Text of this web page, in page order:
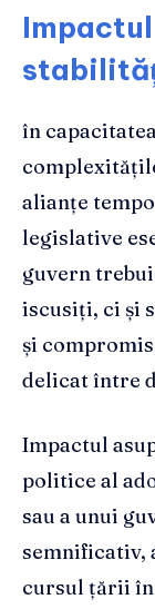
în
alianțe
legislative
guvern
iscusiți, ci și
și
delicat între
Impactul
politice al
sau a unui
semnificativ,
cursul țării în